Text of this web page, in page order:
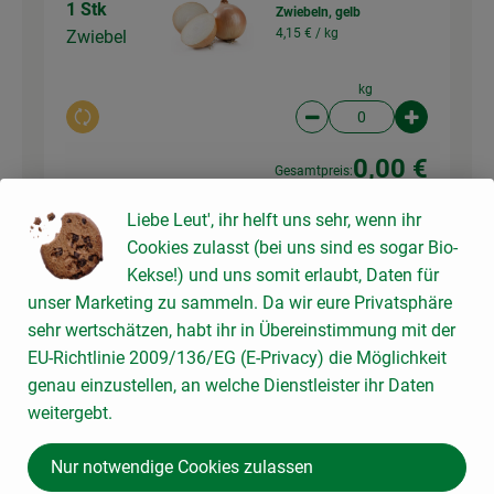
1 Stk
Zwiebel
Auswahl ändern
Zwiebeln, gelb
4,15 € / kg
kg
Artikelanzahl
Gesamtpreis:0,00 €
400 g
Tomaten
Auswahl ändern
Tomaten
kg
Artikelanzahl
Liebe Leut', ihr helft uns sehr, wenn ihr
Cookies zulasst (bei uns sind es sogar Bio-
Kekse!) und uns somit erlaubt, Daten für
unser Marketing zu sammeln. Da wir eure Privatsphäre
sehr wertschätzen, habt ihr in Übereinstimmung mit der
EU-Richtlinie 2009/136/EG (E-Privacy) die Möglichkeit
genau einzustellen, an welche Dienstleister ihr Daten
weitergebt.
Nur notwendige Cookies zulassen